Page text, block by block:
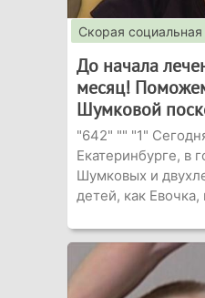
Скорая
До начала
месяц!
Шумковой
"642" "" "1"
Екатеринбурге, в
Шумковых и
детей, как Евочка,